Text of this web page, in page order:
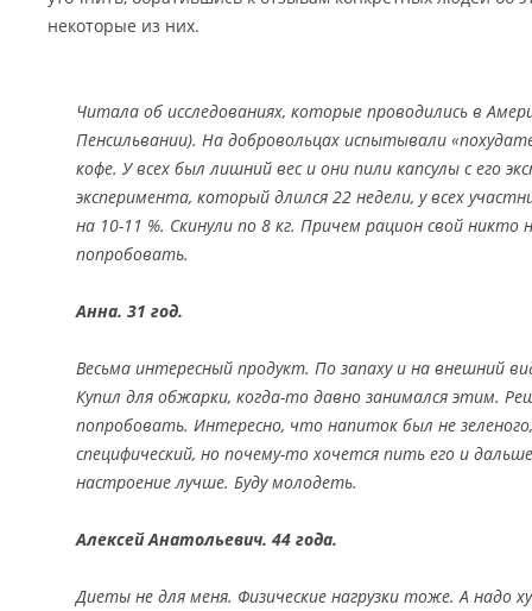
некоторые из них.
Читала об исследованиях, которые проводились в
Пенсильвании). На добровольцах испытывали
кофе. У всех был лишний вес и они пили капсулы с его
эксперимента, который длился 22 недели, у всех
на 10-11 %. Скинули по 8 кг. Причем рацион свой никто
попробовать.
Анна. 31 год.
Весьма интересный продукт. По запаху и на внешний
Купил для обжарки, когда-то давно занимался этим.
попробовать. Интересно, что напиток был не
специфический, но почему-то хочется пить его и
настроение лучше. Буду молодеть.
Алексей Анатольевич. 44 года.
Диеты не для меня. Физические нагрузки тоже. А надо